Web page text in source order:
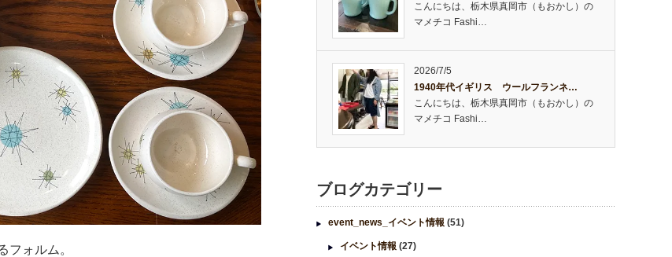
フォルム。
こんにちは、栃木県真岡市（もおかし）の
マメチコ Fashi…
2026/7/5
1940年代イギリス ウールフランネ…
こんにちは、栃木県真岡市（もおかし）の
マメチコ Fashi…
ブログカテゴリー
event_news_イベント情報 (51)
イベント情報 (27)